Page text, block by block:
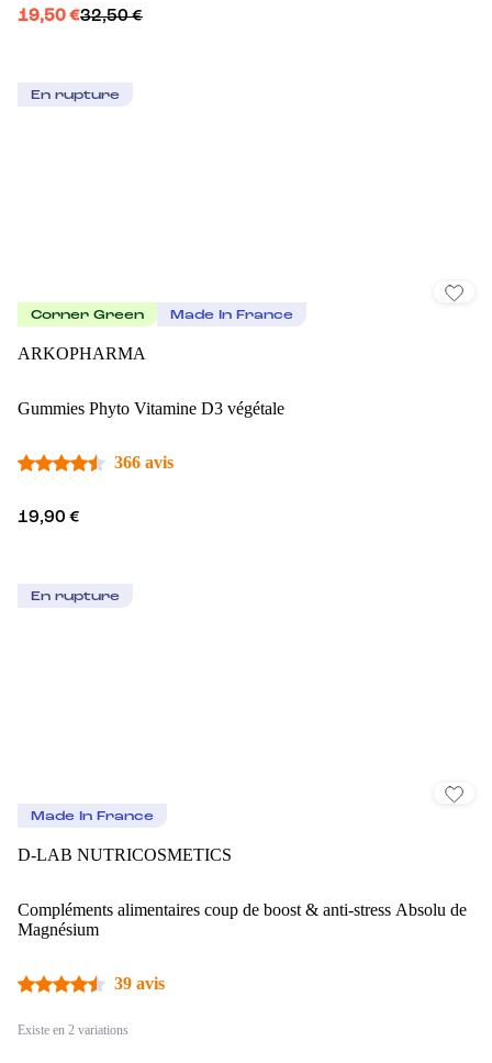
19,50 €32,50 €
En rupture
Corner Green Made In France
ARKOPHARMA
Gummies Phyto Vitamine D3 végétale
366 avis
19,90 €
En rupture
Made In France
D-LAB NUTRICOSMETICS
Compléments alimentaires coup de boost & anti-stress Absolu de
Magnésium
39 avis
Existe en 2 variations